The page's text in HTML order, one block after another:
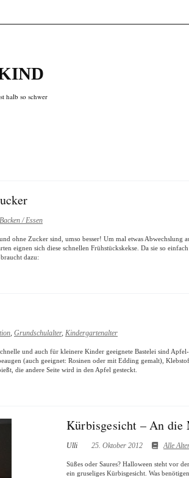
halb so schwer
/ Essen
ohne Zucker sind, umso besser! Um mal etwas Abwechslung
eignen sich diese schnellen Frühstückskekse. Da sie so
dazu:
, Grundschulalter, Kindergartenalter
und auch für kleinere Kinder geeignete Bastelei sind
(auch geeignet: Rosinen oder mit Edding gemalt),
die andere Seite wird in den Apfel gesteckt.
Kürbisgesicht – An die
Ulli 25. Oktober 2012 Alle
Süßes oder Saures? Halloween steht vor
ein gruseliges Kürbisgesicht. Was